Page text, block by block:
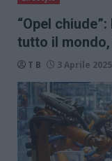
“Opel
tutto il mondo,
T B 3 Aprile 2025